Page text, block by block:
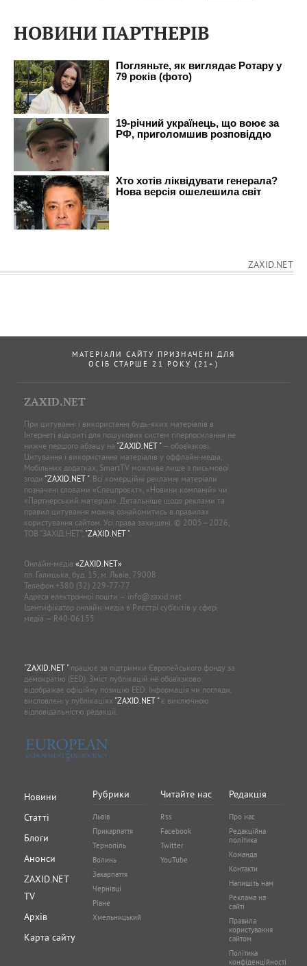
НОВИНИ ПАРТНЕРІВ
ZAXID.NET
МАТЕРІАЛИ САЙТУ ПРИЗНАЧЕНІ ДЛЯ
ОСІБ СТАРШЕ 21 РОКУ (21+)
ZAXID.NET
При цитуванні і використанні будь-яких матеріалів в
Інтернеті відкриті для пошукових систем гіперпосилання не
нижче першого абзацу на "ZAXID.NET "— обов’язкові.
Цитування і використання матеріалів у оффлайн-медіа,
Мобільних додатках, SmartTV можливе лише з письмової
згоди "ZAXID.NET ". Всі комерційні рекламні матеріали
позначені словами «Спецпроєкт», «Новини компаній» чи
«Партнерський матеріал». Детальніше щодо реклами та
правил цитування можна ознайомитись в правилах
користування сайтом. Усі права захищені. © 2005—2026,
ТОВ “ЗАХІД.НЕТ”, "ZAXID.NET ".
Онлайн-медіа «ZAXID.NET»
пл. Галицька, буд. 15, м. Львів, 79008
Телефон +380 (32) 229-77-77
Адреса електронної пошти — info@zaxid.net
Ідентифікатор онлайн-медіа в Реєстрі суб'єктів у сфері
медіа — R40-06155
"ZAXID.NET "працює за підтримки Європейського фонду за
демократію (EED). Зміст публікацій не обов’язково
відображає офіційну позицію EED. Інформація чи погляди,
висловлені у публікаціях "ZAXID.NET "є виключною
відповідальністю редакції.
Новини
Статті
Блоги
Анонси
ZAXID.NET
TV
Архів
Карта сайту
Рубрики
Львів
Прикарпаття
Тернопіль
Волинь
Закарпаття
Чернівці
Рівне
Хмельницький
Читайте нас
Rss
Facebook
Twitter
YouTube
Редакція
Про нас
Редакційна
політика
Команда
Контакти
Напишіть нам
Реклама на
сайті
Правила
користування
сайтом
Політика
конфіденційності